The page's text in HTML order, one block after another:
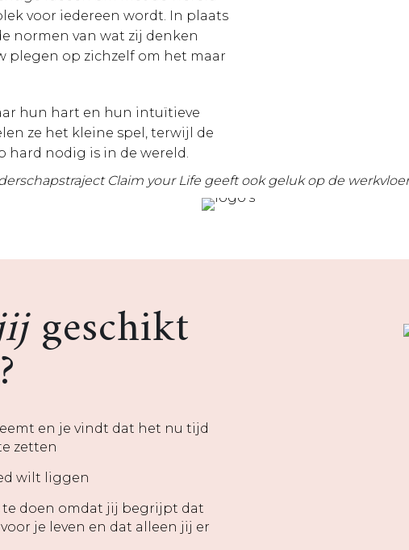
voor iedereen wordt. In plaats
normen van wat zij denken
plegen op zichzelf om het maar
hun hart en hun intuïtieve
ze het kleine spel, terwijl de
nodig is in de wereld.
Claim your Life geeft ook geluk op de
geschikt
en je vindt dat het nu tijd
zetten
wilt liggen
doen omdat jij begrijpt dat
je leven en dat alleen jij er